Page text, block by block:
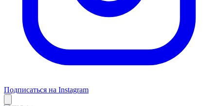
Подписаться на Instagram